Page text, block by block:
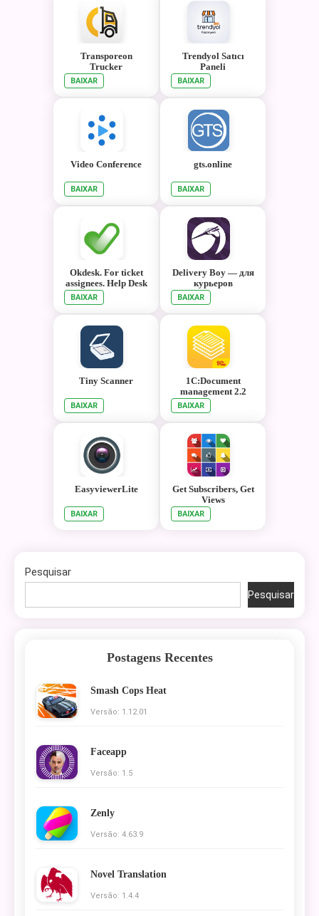
Transporeon
Trucker
BAIXAR
Trendyol Satıcı
Paneli
BAIXAR
Video Conference
BAIXAR
gts.online
BAIXAR
Okdesk. For ticket
assignees. Help Desk
System
BAIXAR
Delivery Boy — для
курьеров
BAIXAR
Tiny Scanner
BAIXAR
1C:Document
management 2.2
BAIXAR
EasyviewerLite
BAIXAR
Get Subscribers, Get
Views
BAIXAR
Pesquisar
Pesquisar
Postagens Recentes
Smash Cops Heat
Versão: 1.12.01
Faceapp
Versão: 1.5
Zenly
Versão: 4.63.9
Novel Translation
Versão: 1.4.4